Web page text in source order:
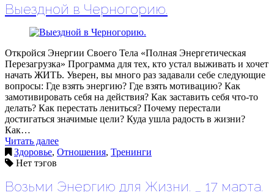
Выездной в Черногорию.
Откройся Энергии Своего Тела «Полная Энергетическая
Перезагрузка» Программа для тех, кто устал выживать и хочет
начать ЖИТЬ. Уверен, вы много раз задавали себе следующие
вопросы: Где взять энергию? Где взять мотивацию? Как
замотивировать себя на действия? Как заставить себя что-то
делать? Как перестать лениться? Почему перестали
достигаться значимые цели? Куда ушла радость в жизни?
Как…
Читать далее
Здоровье, Отношения, Тренинги
Нет тэгов
Возьми Энергию для Жизни. _ 17 марта.